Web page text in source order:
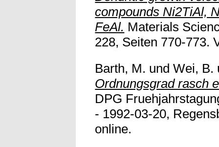
compounds Ni2TiAl,
FeAl. Materials
228, Seiten 770-773.
Barth, M. undWei, B.
Ordnungsgrad rasch
DPG
- 1992-03-20,
online.